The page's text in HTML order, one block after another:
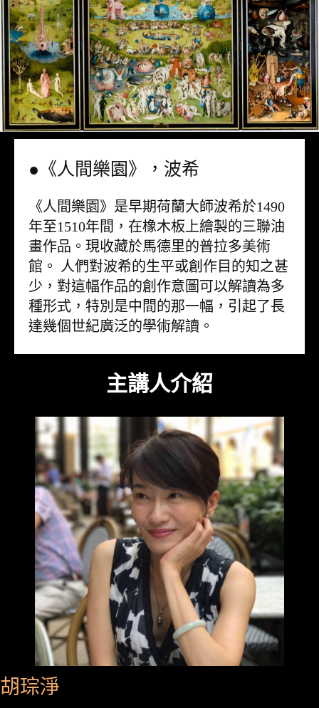
●《人間樂園》，波希
《人間樂園》是早期荷蘭大師波希於1490
年至1510年間，在橡木板上繪製的三聯油
畫作品。現收藏於馬德里的普拉多美術
館。 人們對波希的生平或創作目的知之甚
少，對這幅作品的創作意圖可以解讀為多
種形式，特別是中間的那一幅，引起了長
達幾個世紀廣泛的學術解讀。
主講人介紹
胡琮淨